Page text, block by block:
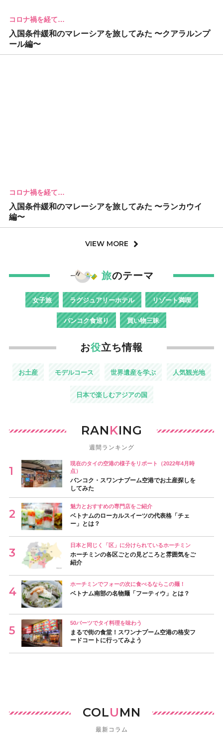
コロナ禍を経て…
入国条件緩和のマレーシアを旅してみた 〜クアラルンプ
ール編〜
コロナ禍を経て…
入国条件緩和のマレーシアを旅してみた 〜ランカウイ
編〜
VIEW MORE
旅のテーマ
女子旅 ラグジュアリーホテル リゾート満喫
バンコク食巡り 買い物三昧
お役立ち情報
お土産 モデルコース 世界遺産を学ぶ 人気観光地
日本で楽しむアジアの国
RANKING
週間ランキング
現在のタイの空港の様子をリポート（2022年4月時
点）
バンコク・スワンナプーム空港でお土産探しを
してみた
魅力とおすすめの専門店をご紹介
ベトナムのローカルスイーツの代表格「チェ
ー」とは？
日本と同じく「区」に分けられているホーチミン
ホーチミンの各区ごとの見どころと雰囲気をご
紹介
ホーチミンでフォーの次に食べるならこの麺！
ベトナム南部の名物麺「フーティウ」とは？
50バーツでタイ料理を味わう
まるで街の食堂！スワンナプーム空港の格安フ
ードコートに行ってみよう
COLUMN
最新コラム